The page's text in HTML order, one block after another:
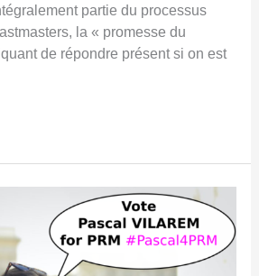
partie du processus
la « promesse du
de répondre présent si on est